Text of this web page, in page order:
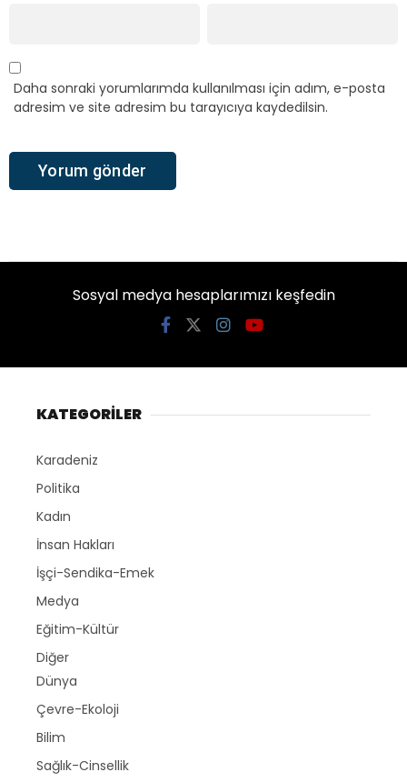
Daha sonraki yorumlarımda kullanılması için adım, e-posta
adresim ve site adresim bu tarayıcıya kaydedilsin.
Sosyal medya hesaplarımızı keşfedin
KATEGORİLER
Karadeniz
Politika
Kadın
İnsan Hakları
İşçi-Sendika-Emek
Medya
Eğitim-Kültür
Diğer
Dünya
Çevre-Ekoloji
Bilim
Sağlık-Cinsellik